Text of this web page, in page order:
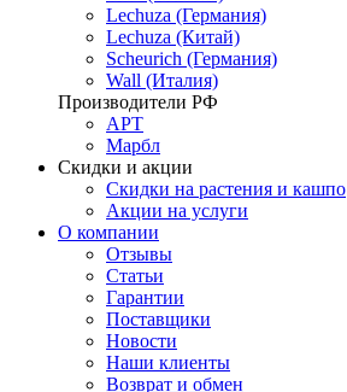
Lechuza (Германия)
Lechuza (Китай)
Scheurich (Германия)
Wall (Италия)
Производители РФ
АРТ
Марбл
Скидки и акции
Скидки на растения и кашпо
Акции на услуги
О компании
Отзывы
Статьи
Гарантии
Поставщики
Новости
Наши клиенты
Возврат и обмен